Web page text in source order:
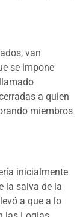
van
se impone
a quien
miembros
inicialmente
la salva de la
a que a lo